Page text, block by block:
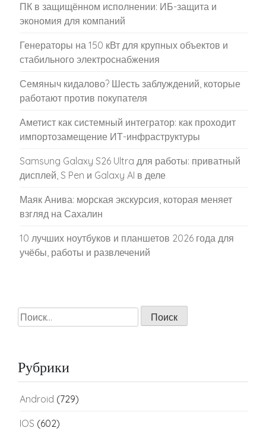
ПК в защищённом исполнении: ИБ-защита и
экономия для компаний
Генераторы на 150 кВт для крупных объектов и
стабильного электроснабжения
Семяныч кидалово? Шесть заблуждений, которые
работают против покупателя
Аметист как системный интегратор: как проходит
импортозамещение ИТ-инфраструктуры
Samsung Galaxy S26 Ultra для работы: приватный
дисплей, S Pen и Galaxy AI в деле
Маяк Анива: морская экскурсия, которая меняет
взгляд на Сахалин
10 лучших ноутбуков и планшетов 2026 года для
учёбы, работы и развлечений
Найти:
Рубрики
Android (729)
IOS (602)